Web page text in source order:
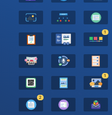
1
1
2